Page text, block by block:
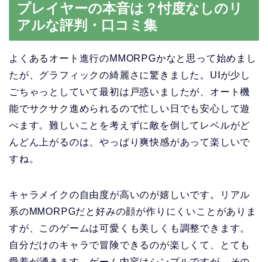
プレイヤーの本音は？忖度なしのリ
アルな評判・口コミ集
よくあるオート進行のMMORPGかなと思って始めまし
たが、グラフィックの綺麗さに驚きました。UIが少し
ごちゃっとしていて最初は戸惑いましたが、オート機
能でサクサク進められるので忙しい日でも安心して遊
べます。難しいことを考えずに敵を倒してレベルがど
んどん上がるのは、やっぱり爽快感があって楽しいで
すね。
キャラメイクの自由度が高いのが嬉しいです。リアル
系のMMORPGだと好みの顔が作りにくいことがありま
すが、このゲームは可愛くも美しくも調整できます。
自分だけのキャラで冒険できるのが楽しくて、とても